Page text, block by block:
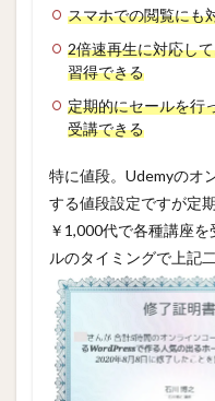
スマホでの閲覧にも
2倍速再生に対応し
習得できる
定期的にセールを行
受講できる
特に値段。Udemyのオ
する値段設定ですが定
￥1,000代で各種講座
ルのタイミングで上記